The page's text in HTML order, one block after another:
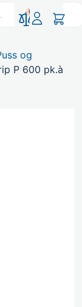
0
og
P 600 pk.à